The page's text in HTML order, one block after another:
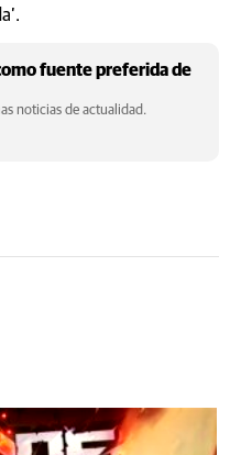
fuente preferida de
noticias de actualidad.